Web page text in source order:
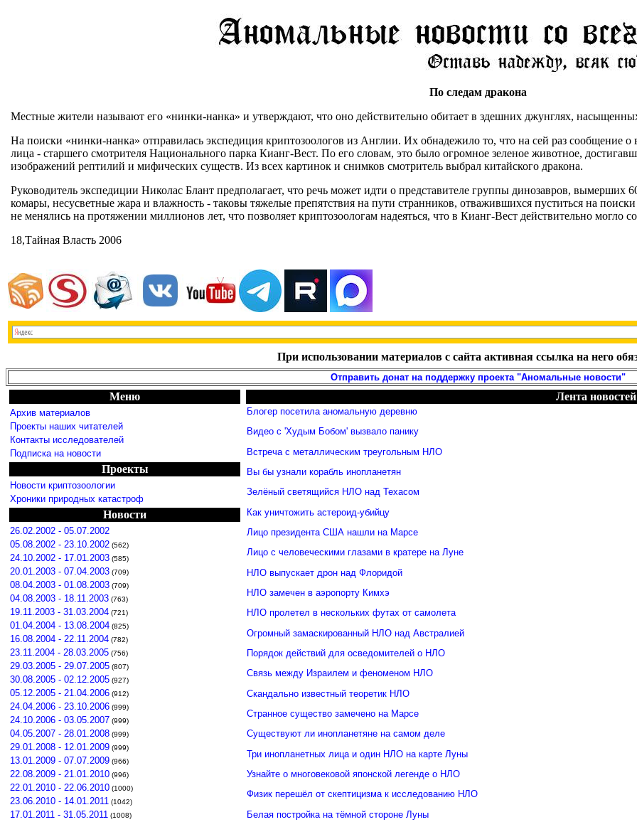
По следам дракона
Местные жители называют его «нинки-нанка» и утверждают, что оно действительно обитает в здешних джунглях,
На поиски «нинки-нанка» отправилась экспедиция криптозоологов из Англии. Их обнадежило то, что на сей раз сообщение
лица - старшего смотрителя Национального парка Кианг-Вест. По его словам, это было огромное зеленое животное,
изображений рептилий и мифических существ. Из всех картинок и снимков смотритель выбрал китайского дракона.
Руководитель экспедиции Николас Блант предполагает, что речь может идти о представителе группы динозавров,
комары, несусветные жара и влажность - таковы тяжелые препятствия на пути странников, отважившихся пуститься на
не менялись на протяжении миллионов лет, что позволяет криптозоологам надеяться, что в Кианг-Вест действительно могло
18,Тайная Власть 2006
При использовании материалов с сайта активная ссылка на него
Отправить донат на поддержку проекта "Аномальные новости"
Меню
Архив материалов
Проекты наших читателей
Контакты исследователей
Подписка на новости
Проекты
Новости криптозоологии
Хроники природных катастроф
Новости
26.02.2002 - 05.07.2002
05.08.2002 - 23.10.2002 (562)
24.10.2002 - 17.01.2003 (585)
20.01.2003 - 07.04.2003 (709)
08.04.2003 - 01.08.2003 (709)
04.08.2003 - 18.11.2003 (763)
19.11.2003 - 31.03.2004 (721)
01.04.2004 - 13.08.2004 (825)
16.08.2004 - 22.11.2004 (782)
23.11.2004 - 28.03.2005 (756)
29.03.2005 - 29.07.2005 (807)
30.08.2005 - 02.12.2005 (927)
05.12.2005 - 21.04.2006 (912)
24.04.2006 - 23.10.2006 (999)
24.10.2006 - 03.05.2007 (999)
04.05.2007 - 28.01.2008 (999)
29.01.2008 - 12.01.2009 (999)
13.01.2009 - 07.07.2009 (966)
22.08.2009 - 21.01.2010 (996)
22.01.2010 - 22.06.2010 (1000)
23.06.2010 - 14.01.2011 (1042)
17.01.2011 - 31.05.2011 (1008)
Лента новостей
Блогер посетила аномальную деревню
Видео с 'Худым Бобом' вызвало панику
Встреча с металлическим треугольным НЛО
Вы бы узнали корабль инопланетян
Зелёный светящийся НЛО над Техасом
Как уничтожить астероид-убийцу
Лицо президента США нашли на Марсе
Лицо с человеческими глазами в кратере на Луне
НЛО выпускает дрон над Флоридой
НЛО замечен в аэропорту Кимхэ
НЛО пролетел в нескольких футах от самолета
Огромный замаскированный НЛО над Австралией
Порядок действий для осведомителей о НЛО
Связь между Израилем и феноменом НЛО
Скандально известный теоретик НЛО
Странное существо замечено на Марсе
Существуют ли инопланетяне на самом деле
Три инопланетных лица и один НЛО на карте Луны
Узнайте о многовековой японской легенде о НЛО
Физик перешёл от скептицизма к исследованию НЛО
Белая постройка на тёмной стороне Луны